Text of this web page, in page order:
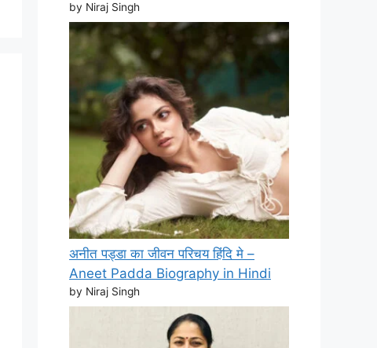
by Niraj Singh
अनीत पड्डा का जीवन परिचय हिंदि मे –
Aneet Padda Biography in Hindi
by Niraj Singh